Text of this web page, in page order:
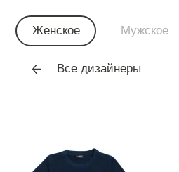
Женское Мужское
Все дизайнеры